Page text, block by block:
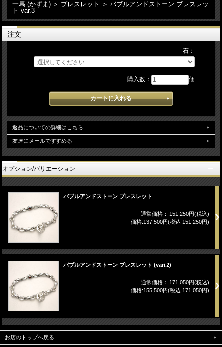
一馬 (かずま) ＞ ブレスレット ＞ バブルアンドストーン ブレスレッ
ト var.3
注文
石：
購入数： 個
返品についての詳細はこちら
友達にメールですすめる
オプション/バリエーション
バブルアンドストーン ブレスレット
通常価格： 151,250円(税込)
価格:137,500円(税込 151,250円)
バブルアンドストーン ブレスレット (vari.2)
通常価格： 171,050円(税込)
価格:155,500円(税込 171,050円)
お店のトップへ戻る